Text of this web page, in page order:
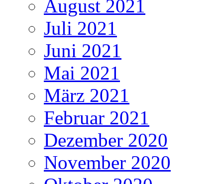
August 2021
Juli 2021
Juni 2021
Mai 2021
März 2021
Februar 2021
Dezember 2020
November 2020